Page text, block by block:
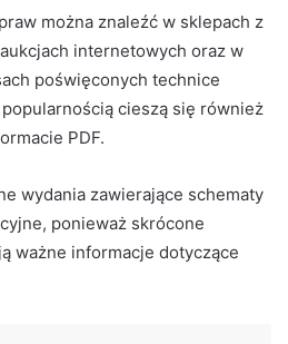
można znaleźć w sklepach z
internetowych oraz w
poświęconych technice
cieszą się również
PDF.
wydania zawierające schematy
ponieważ skrócone
ważne informacje dotyczące